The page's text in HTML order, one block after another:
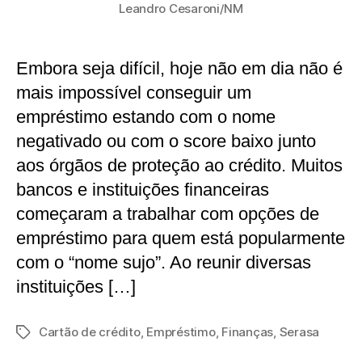
Leandro Cesaroni/NM
Embora seja difícil, hoje não em dia não é
mais impossível conseguir um
empréstimo estando com o nome
negativado ou com o score baixo junto
aos órgãos de proteção ao crédito. Muitos
bancos e instituições financeiras
começaram a trabalhar com opções de
empréstimo para quem está popularmente
com o “nome sujo”. Ao reunir diversas
instituições […]
TagsCartão de crédito, Empréstimo, Finanças, Serasa